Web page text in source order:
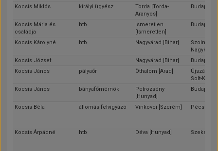
Kocsis Miklós királyi ügyész
Torda [Torda-
Aranyos]
Budapest
Kocsis Mária és
családja
htb.
Ismeretlen
[Ismeretlen]
Budapest
Kocsis Károlyné htb Nagyvárad [Bihar]
Szolnok
Nagykun-
Kocsis József
Nagyvárad [Bihar]
Budapest
Kocsis János
pályaőr Öthalom [Arad]
Újszász
Solt-
Kocsis János
bányafőmérnök
Petrozsény
[Hunyad]
Budapest
Kocsis Béla állomás felvigyázó Vinkovci [Szerém] Pécs
Kocsis Árpádné htb Déva [Hunyad]